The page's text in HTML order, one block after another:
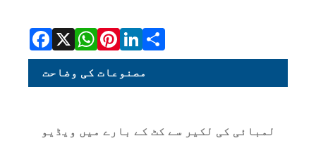
مصنوعات کی وضاحت
لمبائی کی لکیر سے کٹ کے بارے میں ویڈیو